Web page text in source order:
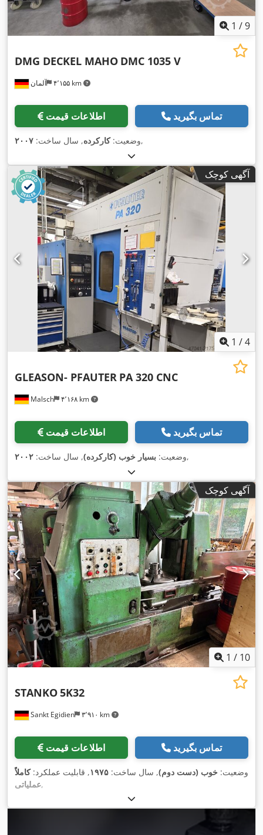
1 /9
آلمان ۴٬۱۵۵ km
DMG DECKEL MAHO DMC 1035 V
اطلاعات قیمت تماس بگیرید
وضعیت:کارکرده, سال ساخت: ۲۰۰۷ ,
آگهی کوچک
1 /4
Malsch ۴٬۱۶۸ km
GLEASON- PFAUTER PA 320 CNC
اطلاعات قیمت تماس بگیرید
وضعیت: بسیار خوب (کارکرده), سال ساخت: ۲۰۰۲ ,
آگهی کوچک
1 / 10
Sankt Egidien ۳٬۹۱۰ km
STANKO5K32
اطلاعات قیمت تماس بگیرید
وضعیت: خوب (دست دوم), سال ساخت: ۱۹۷۵, قابلیت عملکرد:کاملاً
عملیاتی,